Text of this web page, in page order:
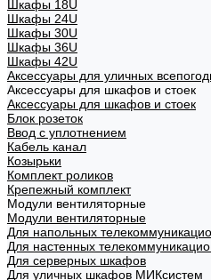
Шкафы 18U
Шкафы 24U
Шкафы 30U
Шкафы 36U
Шкафы 42U
Аксессуары для уличных
Аксессуары для шкафов и стоек
Аксессуары для шкафов и стоек
Блок розеток
Ввод с уплотнением
Кабель канал
Козырьки
Комплект роликов
Крепежный комплект
Модули вентиляторные
Модули вентиляторные
Для напольных
Для настенных
Для серверных шкафов
Для уличных шкафов МИКсистем